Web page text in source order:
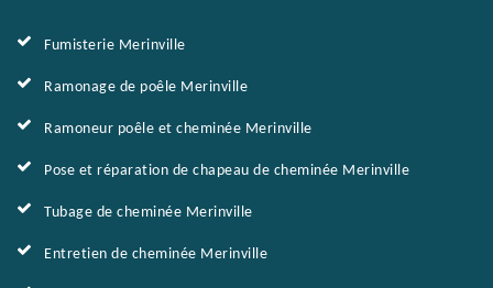
Fumisterie Merinville
Ramonage de poêle Merinville
Ramoneur poêle et cheminée Merinville
Pose et réparation de chapeau de cheminée Merinville
Tubage de cheminée Merinville
Entretien de cheminée Merinville